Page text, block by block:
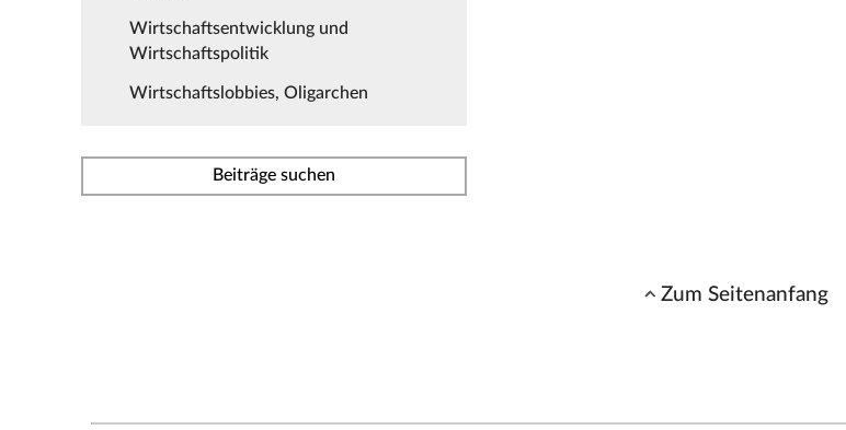
Wirtschaftsentwicklung und
Wirtschaftspolitik
Wirtschaftslobbies, Oligarchen
Beiträge suchen
Zum Seitenanfang